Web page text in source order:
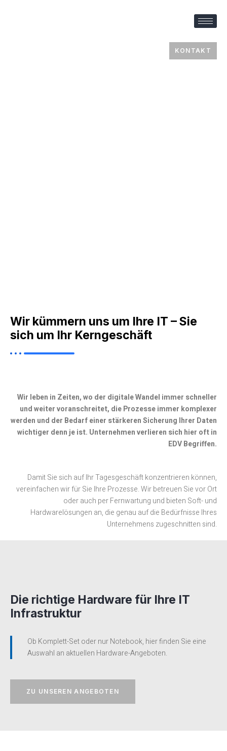
KONTAKT
Wir kümmern uns um Ihre IT – Sie
sich um Ihr Kerngeschäft​​ ​
Wir leben in Zeiten, wo der digitale Wandel immer schneller
und weiter voranschreitet, die Prozesse immer komplexer
werden und der Bedarf einer stärkeren Sicherung Ihrer Daten
wichtiger denn je ist. Unternehmen verlieren sich hier oft in
EDV Begriffen.
Damit Sie sich auf Ihr Tagesgeschäft konzentrieren können,
vereinfachen wir für Sie Ihre Prozesse. Wir betreuen Sie vor Ort
oder auch per Fernwartung und bieten Soft- und
Hardwarelösungen an, die genau auf die Bedürfnisse Ihres
Unternehmens zugeschnitten sind.
Die richtige Hardware für Ihre IT
Infrastruktur
Ob Komplett-Set oder nur Notebook, hier finden Sie eine
Auswahl an aktuellen Hardware-Angeboten.
ZU UNSEREN ANGEBOTEN